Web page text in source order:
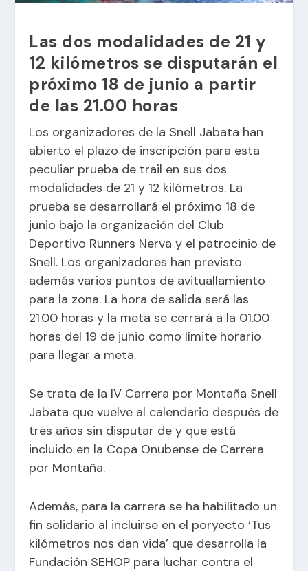
Las dos modalidades de 21 y
12 kilómetros se disputarán el
próximo 18 de junio a partir
de las 21.00 horas
Los organizadores de la Snell Jabata han
abierto el plazo de inscripción para esta
peculiar prueba de trail en sus dos
modalidades de 21 y 12 kilómetros. La
prueba se desarrollará el próximo 18 de
junio bajo la organización del Club
Deportivo Runners Nerva y el patrocinio de
Snell. Los organizadores han previsto
además varios puntos de avituallamiento
para la zona. La hora de salida será las
21.00 horas y la meta se cerrará a la 01.00
horas del 19 de junio como límite horario
para llegar a meta.
Se trata de la IV Carrera por Montaña Snell
Jabata que vuelve al calendario después de
tres años sin disputar de y que está
incluido en la Copa Onubense de Carrera
por Montaña.
Además, para la carrera se ha habilitado un
fin solidario al incluirse en el poryecto ‘Tus
kilómetros nos dan vida’ que desarrolla la
Fundación SEHOP para luchar contra el